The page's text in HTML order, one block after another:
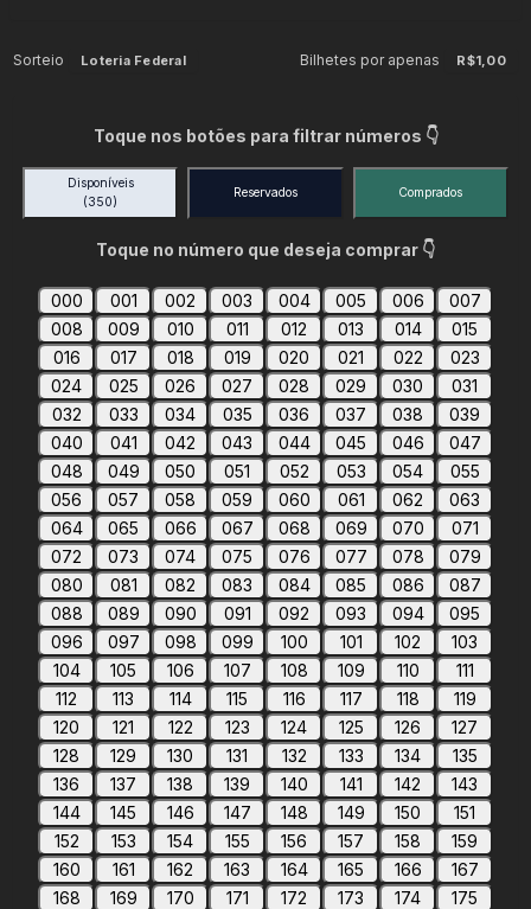
Sorteio Loteria Federal Bilhetes por apenas R$1,00
Toque nos botões para filtrar números 👇
Disponíveis
(350)
Reservados Comprados
Toque no número que deseja comprar 👇
000 001 002 003 004 005 006
007
008
009 010 011 012 013 014
015
016
017 018 019 020 021 022
023
024
025 026 027 028 029 030
031
032
033 034 035 036 037 038
039
040
041 042 043 044 045 046
047
048
049 050 051 052 053 054
055
056
057 058 059 060 061 062
063
064
065 066 067 068 069 070
071
072
073 074 075 076 077 078
079
080
081 082 083 084 085 086
087
088
089 090 091 092 093 094
095
096
097 098 099 100 101 102
103
104
105 106 107 108 109 110
111
112
113 114 115 116 117 118
119
120
121 122 123 124 125 126
127
128
129 130 131 132 133 134
135
136
137 138 139 140 141 142
143
144
145 146 147 148 149 150
151
152
153 154 155 156 157 158
159
160
161 162 163 164 165 166
167
168
169 170 171 172 173 174
175